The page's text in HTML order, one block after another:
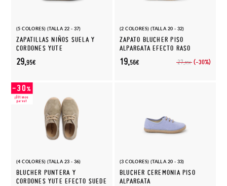
(5 COLORES) (TALLA 22 - 37)
ZAPATILLAS NIÑOS SUELA Y
CORDONES YUTE
29,95€
(2 COLORES) (TALLA 20 - 32)
ZAPATO BLUCHER PISO
ALPARGATA EFECTO RASO
27,95€ (-30%)
19,56€
(4 COLORES) (TALLA 23 - 36)
BLUCHER PUNTERA Y
CORDONES YUTE EFECTO SUEDE
(3 COLORES) (TALLA 20 - 33)
BLUCHER CEREMONIA PISO
ALPARGATA